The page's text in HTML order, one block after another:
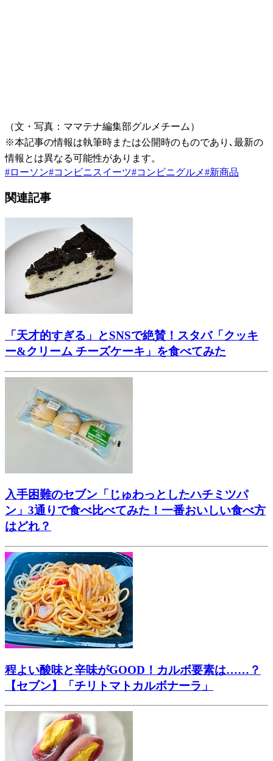
（文・写真：ママテナ編集部グルメチーム）
※本記事の情報は執筆時または公開時のものであり､最新の
情報とは異なる可能性があります。
#ローソン#コンビニスイーツ#コンビニグルメ#新商品
関連記事
「天才的すぎる」とSNSで絶賛！スタバ「クッキ
ー&クリーム チーズケーキ」を食べてみた
入手困難のセブン「じゅわっとしたハチミツパ
ン」3通りで食べ比べてみた！一番おいしい食べ方
はどれ？
程よい酸味と辛味がGOOD！カルボ要素は……？
【セブン】「チリトマトカルボナーラ」